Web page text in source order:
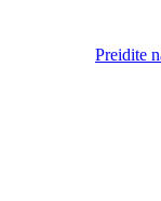
Preidite